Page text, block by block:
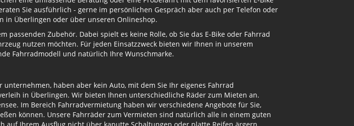
Sie ausführlich - gerne im persönlichen Gespräch aber auch per Telefon oder
in Überlingen oder über unseren Onlineshop.
Zubehör. Dabei spielt es keine Rolle, ob Sie das E-Bike oder Fahrrad
nutzen möchten. Für jeden Einsatzzweck bieten wir Ihnen in unserem
Fahrradmodell und natürlich Ihre Wunschmarke.
haben aber kein Auto, mit dem Sie Ihr eigenes Fahrrad
in Überlingen. Wir bieten Ihnen unterschiedliche Räder zum Mieten an.
Im Bereich Fahrradvermietung haben wir verschiedene Angebote für Sie,
können. Unsere Fahrräder zum Vermieten sind natürlich alle in einem guten